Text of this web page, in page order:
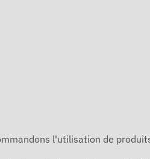
l'utilisation de